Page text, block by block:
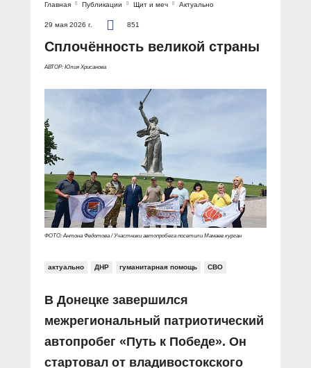
Главная Публикации Щит и меч Актуально
29 мая 2026 г. 851
Сплочённость великой страны
АВТОР: Юлия Хрисанова
ФОТО: Антона Федотова / Участники автопробега посетили Мамаев курган
актуально ДНР гуманитарная помощь СВО
В Донецке завершился
межрегиональный патриотический
автопробег «Путь к Победе». Он
стартовал от владивостокского